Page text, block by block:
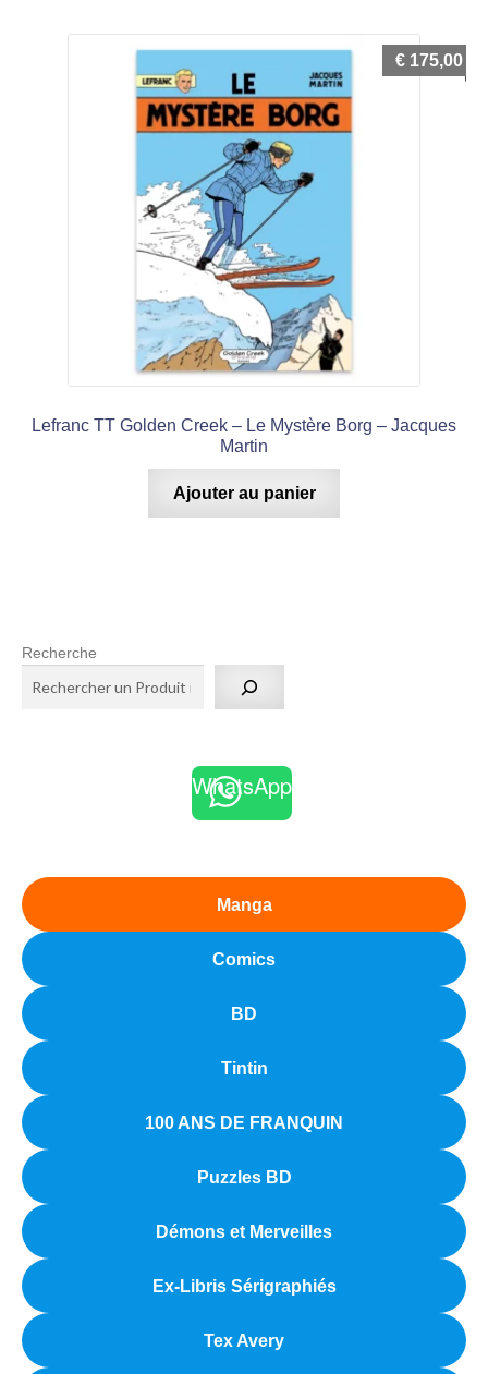
Lefranc TT Golden Creek – Le Mystère Borg – Jacques
Martin
€ 175,00
Ajouter au panier
Recherche
WhatsApp
Manga
Comics
BD
Tintin
100 ANS DE FRANQUIN
Puzzles BD
Démons et Merveilles
Ex-Libris Sérigraphiés
Tex Avery